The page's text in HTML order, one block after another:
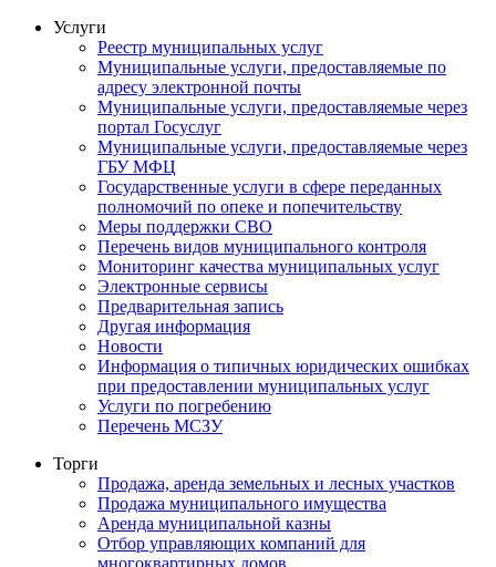
Услуги
Реестр муниципальных услуг
Муниципальные услуги, предоставляемые по
адресу электронной почты
Муниципальные услуги, предоставляемые через
портал Госуслуг
Муниципальные услуги, предоставляемые через
ГБУ МФЦ
Государственные услуги в сфере переданных
полномочий по опеке и попечительству
Меры поддержки СВО
Перечень видов муниципального контроля
Мониторинг качества муниципальных услуг
Электронные сервисы
Предварительная запись
Другая информация
Новости
Информация о типичных юридических ошибках
при предоставлении муниципальных услуг
Услуги по погребению
Перечень МСЗУ
Торги
Продажа, аренда земельных и лесных участков
Продажа муниципального имущества
Аренда муниципальной казны
Отбор управляющих компаний для
многоквартирных домов